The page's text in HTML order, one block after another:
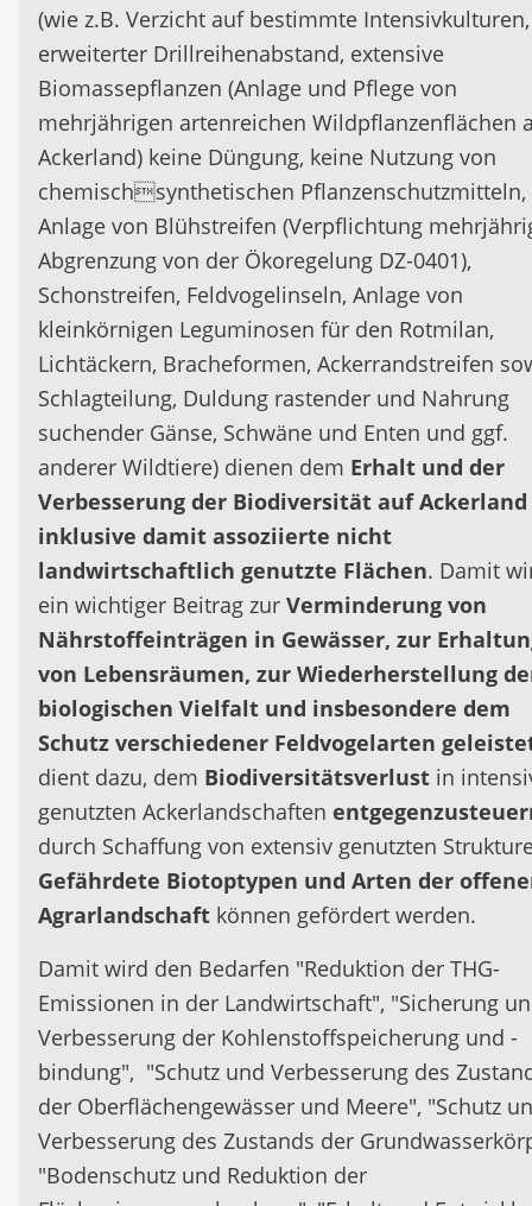
(wie z.B. Verzicht auf bestimmte Intensivkulturen,
erweiterter Drillreihenabstand, extensive
Biomassepflanzen (Anlage und Pflege von
mehrjährigen artenreichen Wildpflanzenflächen
Ackerland) keine Düngung, keine Nutzung von
chemischsynthetischen Pflanzenschutzmitteln,
Anlage von Blühstreifen (Verpflichtung
Abgrenzung von der Ökoregelung DZ-0401),
Schonstreifen, Feldvogelinseln, Anlage von
kleinkörnigen Leguminosen für den Rotmilan,
Lichtäckern, Bracheformen, Ackerrandstreifen
Schlagteilung, Duldung rastender und Nahrung
suchender Gänse, Schwäne und Enten und ggf.
anderer Wildtiere) dienen dem Erhalt und der
Verbesserung der Biodiversität auf Ackerland
inklusive damit assoziierte nicht
landwirtschaftlich genutzte Flächen. Damit
ein wichtiger Beitrag zur Verminderung von
Nährstoffeinträgen in Gewässer, zur
von Lebensräumen, zur Wiederherstellung
biologischen Vielfalt und insbesondere dem
Schutz verschiedener Feldvogelarten
dient dazu, dem Biodiversitätsverlust in
genutzten Ackerlandschaften
durch Schaffung von extensiv genutzten
Gefährdete Biotoptypen und Arten der
Agrarlandschaft können gefördert werden.
Damit wird den Bedarfen "Reduktion der THG-
Emissionen in der Landwirtschaft", "Sicherung
Verbesserung der Kohlenstoffspeicherung und -
bindung", "Schutz und Verbesserung des
der Oberflächengewässer und Meere", "Schutz
Verbesserung des Zustands der
"Bodenschutz und Reduktion der